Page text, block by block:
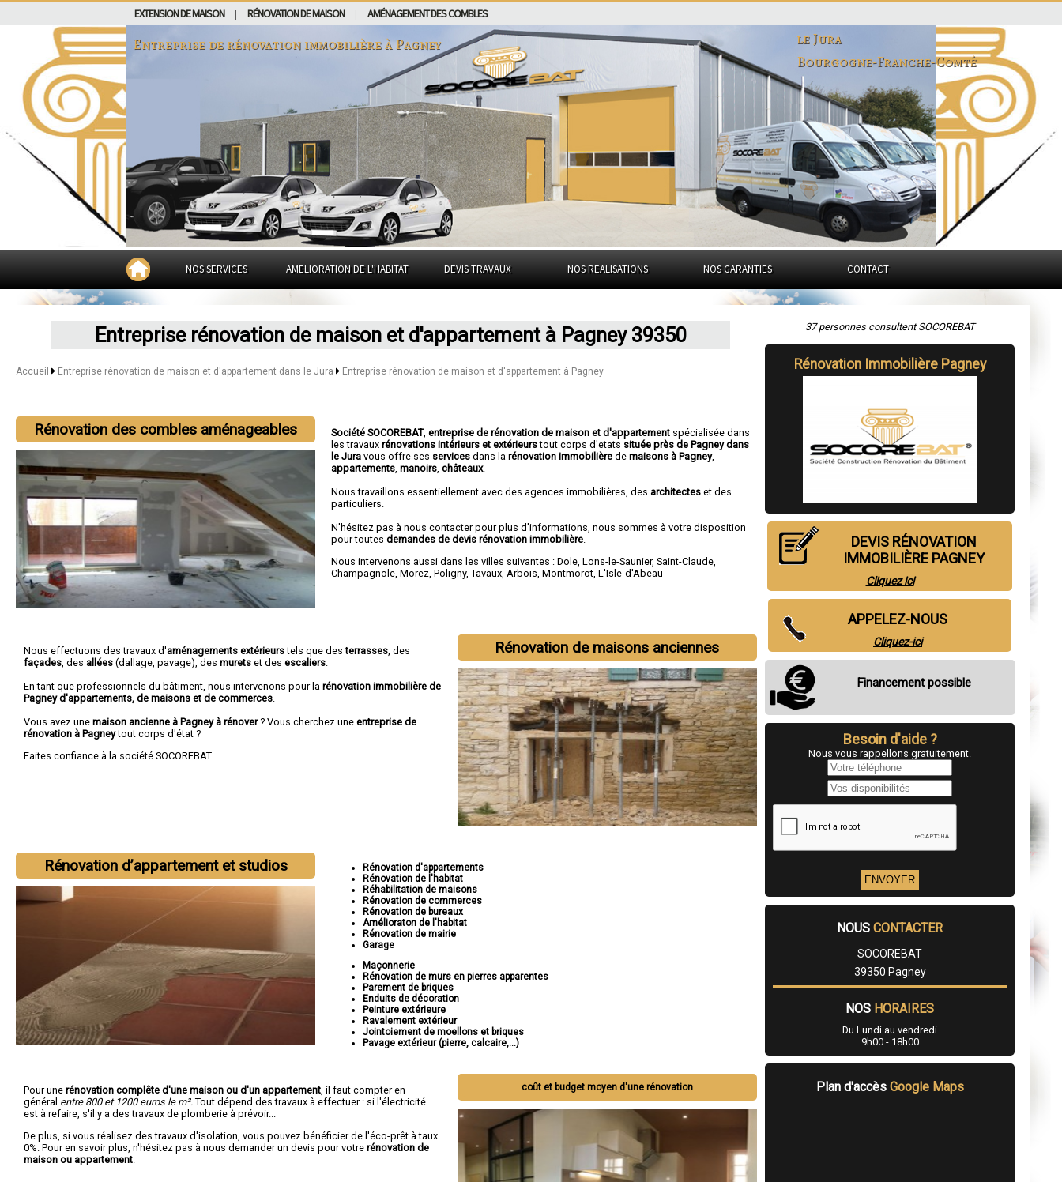
EXTENSION DE MAISON RÉNOVATION DE MAISON AMÉNAGEMENT DES COMBLES
Entreprise de rénovation immobilière àPagney
le Jura
Bourgogne-Franche-Comté
NOS SERVICES AMELIORATION DE L'HABITAT DEVIS TRAVAUX NOS REALISATIONS NOS GARANTIES CONTACT
Entreprise rénovation de maison et d'appartement à Pagney 39350
Accueil Entreprise rénovation de maison et d'appartement dans le Jura Entreprise rénovation de maison et d'appartement à Pagney
Rénovation des combles aménageables Société SOCOREBAT,entreprise de rénovation de maison et d'appartement spécialisée dans
les travauxrénovations intérieurs et extérieurstout corps d'etats située près de Pagney dans
le Juravous offre ses services dans larénovation immobilière demaisons à Pagney,
appartements ,manoirs ,châteaux.
Nous travaillons essentiellement avec des agences immobilières, des architectes et des
particuliers.
N'hésitez pas à nous contacter pour plus d'informations, nous sommes à votre disposition
pour toutesdemandes de devis rénovation immobilière
Nous intervenons aussi dans les villes suivantes :Dole ,Lons-le-Saunier,Saint-Claude
Champagnole ,Morez ,Poligny,Tavaux Arbois ,Montmorot ,L'Isle-d'Abeau
Rénovation de maisons anciennes
Nous effectuons des travaux d'aménagements extérieurstels que desterrasses , des
façades , des allées (dallage, pavage), des murets et des escaliers
En tant que professionnels du bâtiment, nous intervenons pour la rénovation immobilière de
Pagney d'appartements, de maisons et de commerces
Vous avez une maison ancienne à Pagney à rénover? Vous cherchez une entreprise de
rénovation à Pagneytout corps d'état ?
Faites confiance à la société SOCOREBAT.
Rénovation d’appartement et studios
Rénovation d'appartements
Rénovation de l'habitat
Réhabilitation de maisons
Rénovation de commerces
Rénovation de bureaux
Amélioraton de l'habitat
Rénovation de mairie
Garage
Maçonnerie
Rénovation de murs en pierres apparentes
Parement de briques
Enduits de décoration
Peinture extérieure
Ravalement extérieur
Jointoiement de moellons et briques
Pavage extérieur (pierre, calcaire,...)
coût et budget moyen d'une rénovation
Pour une rénovation complête d'une maison ou d'un appartement , il faut compter en
général entre 800 et 1200 euros le m². Tout dépend des travaux à effectuer : si l'électricité
est à refaire, s'il y a des travaux de plomberie à prévoir...
De plus, si vous réalisez des travaux d'isolation, vous pouvez bénéficier de l'éco-prêt à taux
0%. Pour en savoir plus, n'hésitez pas à nous demander un devis pour votre rénovation de
maison ou appartement
37 personnes consultent SOCOREBAT
Rénovation Immobilière Pagney
DEVIS RÉNOVATION
IMMOBILIÈRE PAGNEY
Cliquez ici
APPELEZ-NOUS
Cliquez-ici
Financement possible
Besoin d'aide ?
Nous vous rappellons gratuitement.
NOUS CONTACTER
SOCOREBAT
39350 Pagney
NOS HORAIRES
Du Lundi au vendredi
9h00 - 18h00
Plan d'accès Google Maps